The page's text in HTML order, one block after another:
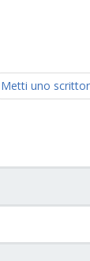
Metti uno